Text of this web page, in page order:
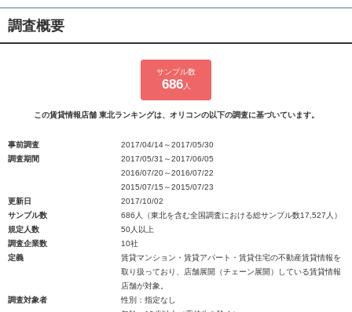
調査概要
サンプル数
686人
この賃貸情報店舗 東北ランキングは、オリコンの以下の調査に基づいています。
事前調査
2017/04/14～2017/05/30
調査期間
2017/05/31～2017/06/05
2016/07/20～2016/07/22
2015/07/15～2015/07/23
更新日
2017/10/02
サンプル数
686人（東北を含む全国調査における総サンプル数17,527人）
規定人数
50人以上
調査企業数
10社
定義
賃貸マンション・賃貸アパート・賃貸住宅の不動産賃貸情報を
取り扱っており、店舗展開（チェーン展開）している賃貸情報
店舗が対象。
調査対象者
性別：指定なし